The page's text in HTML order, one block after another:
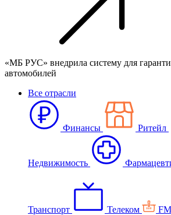
«МБ РУС» внедрила систему для
автомобилей
Все отрасли
Финансы Ритейл
Недвижимость
Транспорт Телеком